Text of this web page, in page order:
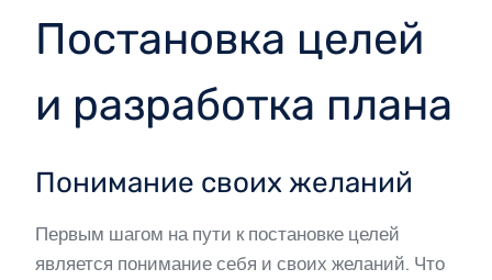
Постановка целей
и разработка плана
Понимание своих желаний
Первым шагом на пути к постановке целей
является понимание себя и своих желаний. Что